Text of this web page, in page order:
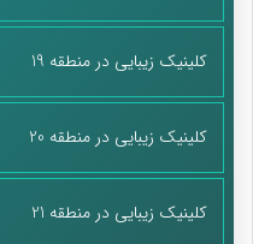
کلینیک زیبایی در منطقه 19
کلینیک زیبایی در منطقه 20
کلینیک زیبایی در منطقه 21